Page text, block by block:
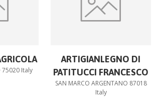
75020 Italy
ARTIGIANLEGNO DI
PATITUCCI FRANCESCO
SAN MARCO ARGENTANO 87018
Italy